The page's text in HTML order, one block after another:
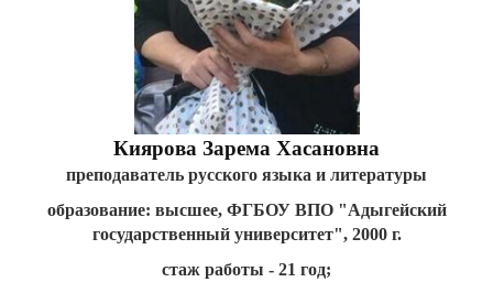
Киярова Зарема Хасановна
преподаватель русского языка и литературы
образование: высшее, ФГБОУ ВПО "Адыгейский
государственный университет", 2000 г.
стаж работы - 21 год;